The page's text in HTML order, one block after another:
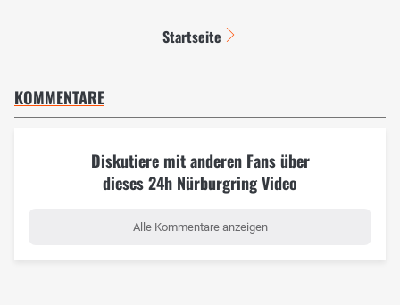
Startseite
KOMMENTARE
Diskutiere mit anderen Fans über
dieses 24h Nürburgring Video
Alle Kommentare anzeigen